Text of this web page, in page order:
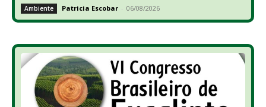
Ambiente Patricia Escobar - 06/08/2026